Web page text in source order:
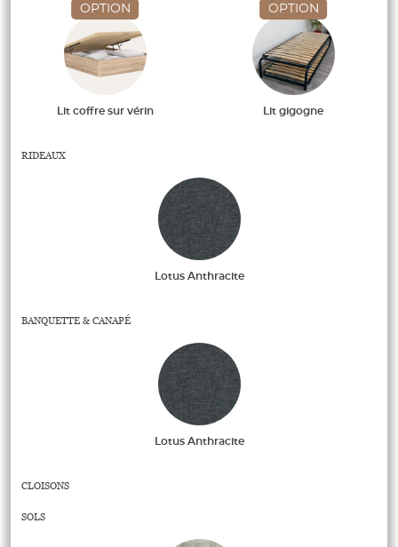
OPTION
Lit coffre sur vérin
OPTION
Lit gigogne
RIDEAUX
Lotus Anthracite
BANQUETTE & CANAPÉ
Lotus Anthracite
CLOISONS
SOLS